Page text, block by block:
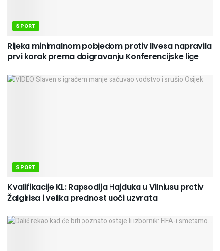
SPORT
Rijeka minimalnom pobjedom protiv Ilvesa napravila
prvi korak prema doigravanju Konferencijske lige
SPORT
Kvalifikacije KL: Rapsodija Hajduka u Vilniusu protiv
Žalgirisa i velika prednost uoči uzvrata